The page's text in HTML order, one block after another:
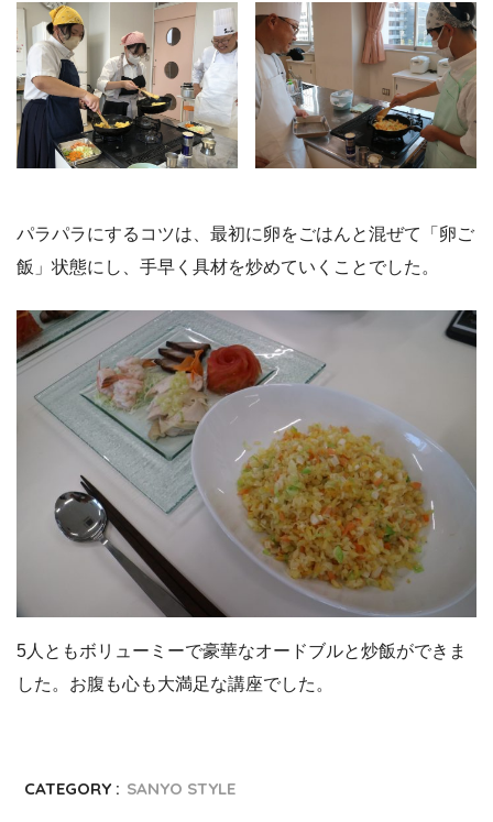
パラパラにするコツは、最初に卵をごはんと混ぜて「卵ご
飯」状態にし、手早く具材を炒めていくことでした。
5人ともボリューミーで豪華なオードブルと炒飯ができま
した。お腹も心も大満足な講座でした。
CATEGORY : SANYO STYLE